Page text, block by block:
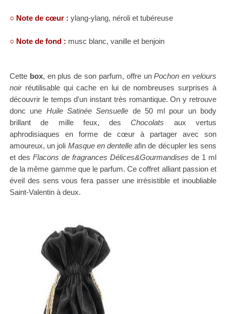
○ Note de cœur : ylang-ylang, néroli et tubéreuse
○ Note de fond : musc blanc, vanille et benjoin
Cette box, en plus de son parfum, offre unPochon en velours
noirréutilisable qui cache en lui de nombreuses surprises à
découvrir le temps d'un instant très romantique. On y retrouve
donc une Huile Satinée Sensuelle de 50 ml pour un body
brillant de mille feux, desChocolats
aux vertus
aphrodisiaques en forme de cœur à partager avec son
amoureux, un joli Masque en dentelle afin de décupler les sens
et des Flacons de fragrances Délices&Gourmandisesde 1 ml
de la même gamme que le parfum.Ce coffret alliant passion et
éveil des sens vous fera passer une irrésistible et inoubliable
Saint-Valentin à deux.